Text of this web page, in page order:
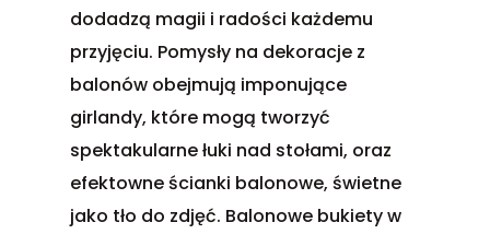
dodadzą magii i radości każdemu
przyjęciu. Pomysły na dekoracje z
balonów obejmują imponujące
girlandy, które mogą tworzyć
spektakularne łuki nad stołami, oraz
efektowne ścianki balonowe, świetne
jako tło do zdjęć. Balonowe bukiety w